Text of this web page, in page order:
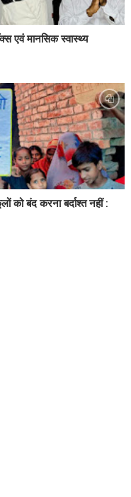
एवं मानसिक स्वास्थ्य
को बंद करना बर्दाश्त नहीं :